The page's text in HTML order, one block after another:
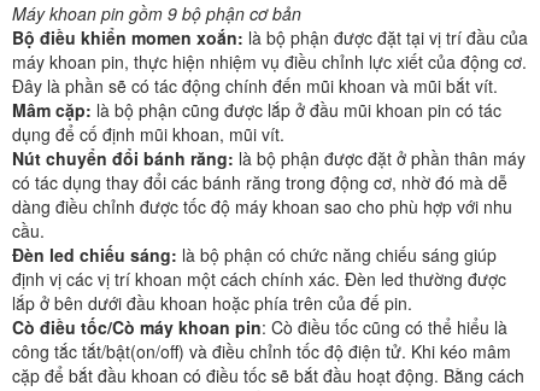
Máy khoan pin gồm 9 bộ phận cơ bản
Bộ điều khiển momen xoắn: là bộ phận được đặt tại vị trí đầu của
máy khoan pin, thực hiện nhiệm vụ điều chỉnh lực xiết của động cơ.
Đây là phần sẽ có tác động chính đến mũi khoan và mũi bắt vít.
Mâm cặp: là bộ phận cũng được lắp ở đầu mũi khoan pin có tác
dụng để cố định mũi khoan, mũi vít.
Nút chuyển đổi bánh răng: là bộ phận được đặt ở phần thân máy
có tác dụng thay đổi các bánh răng trong động cơ, nhờ đó mà dễ
dàng điều chỉnh được tốc độ máy khoan sao cho phù hợp với nhu
cầu.
Đèn led chiếu sáng: là bộ phận có chức năng chiếu sáng giúp
định vị các vị trí khoan một cách chính xác. Đèn led thường được
lắp ở bên dưới đầu khoan hoặc phía trên của đế pin.
Cò điều tốc/Cò máy khoan pin: Cò điều tốc cũng có thể hiểu là
công tắc tắt/bật(on/off) và điều chỉnh tốc độ điện tử. Khi kéo mâm
cặp để bắt đầu khoan có điều tốc sẽ bắt đầu hoạt động. Bằng cách